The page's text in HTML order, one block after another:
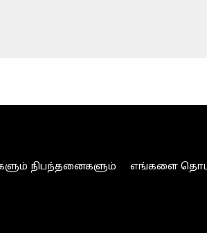
நிபந்தனைகளும் எங்களை